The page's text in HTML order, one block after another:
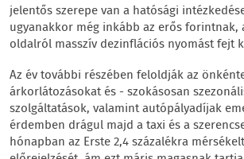
jelentős szerepe van a hatósági
ugyanakkor még inkább az erős forintnak,
oldalról masszív dezinflációs nyomást fejt
Az év további részében feloldják az
árkorlátozásokat és - szokásosan
szolgáltatások, valamint autópályadíjak
érdemben drágul majd a taxi és a
hónapban az Erste 2,4 százalékra